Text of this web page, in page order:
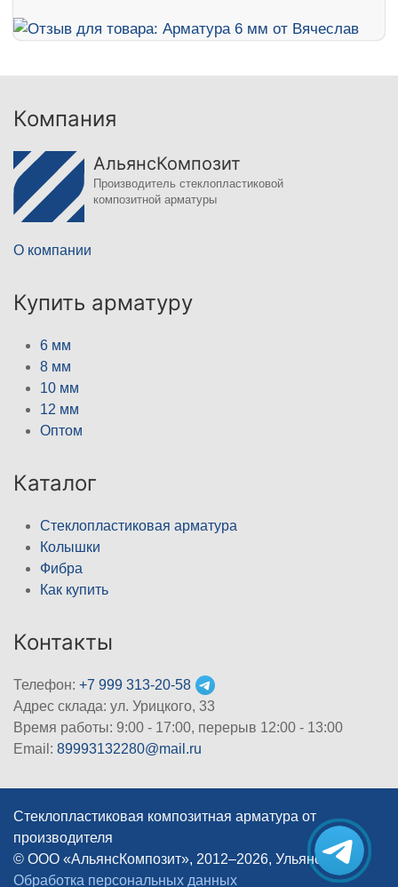
Компания
АльянсКомпозит
Производитель стеклопластиковой
композитной арматуры
О компании
Купить арматуру
6 мм
8 мм
10 мм
12 мм
Оптом
Каталог
Стеклопластиковая арматура
Колышки
Фибра
Как купить
Контакты
Телефон: +7 999 313-20-58
Адрес склада: ул. Урицкого, 33
Время работы: 9:00 - 17:00, перерыв 12:00 - 13:00
Email: 89993132280@mail.ru
Стеклопластиковая композитная арматура от
производителя
© ООО «АльянсКомпозит», 2012–2026, Ульяновск
Обработка персональных данных